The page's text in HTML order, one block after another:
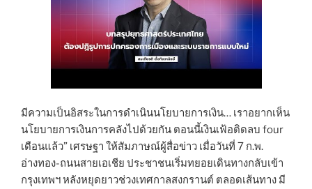
มีความเป็นอิสระในการดำเนินนโยบายการเงิน… เราอยากเห็น
นโยบายการเงินการคลังไปด้วยกัน ตอนนี้เงินเฟ้อติดลบ four
เดือนแล้ว” เศรษฐา ให้สัมภาษณ์ผู้สื่อข่าว เมื่อวันที่ 7 ก.พ.
อ่างทอง-ถนนสายเอเชีย ประชาชนเริ่มทยอยเดินทางกลับเข้า
กรุงเทพฯ หลังหยุดยาวช่วงเทศกาลสงกรานต์ ตลอดเส้นทาง มี